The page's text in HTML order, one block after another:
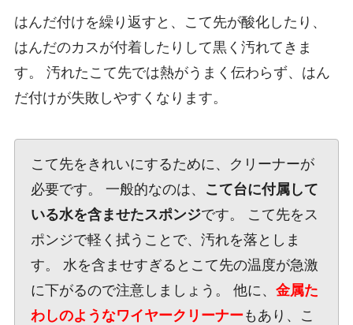
はんだ付けを繰り返すと、こて先が酸化したり、
はんだのカスが付着したりして黒く汚れてきま
す。 汚れたこて先では熱がうまく伝わらず、はん
だ付けが失敗しやすくなります。
こて先をきれいにするために、クリーナーが
必要です。 一般的なのは、
こて台に付属して
いる水を含ませたスポンジです。 こて先をス
ポンジで軽く拭うことで、汚れを落としま
す。 水を含ませすぎるとこて先の温度が急激
に下がるので注意しましょう。 他に、 金属た
わしのようなワイヤークリーナーもあり、こ